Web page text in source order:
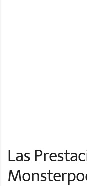
Las